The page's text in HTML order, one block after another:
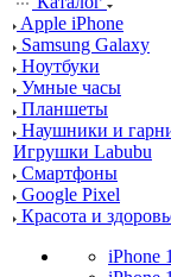
Apple iPhone
Samsung Galaxy
Ноутбуки
Умные часы
Планшеты
Наушники и
Игрушки Labubu
Смартфоны
Google Pixel
Красота и
iPhone